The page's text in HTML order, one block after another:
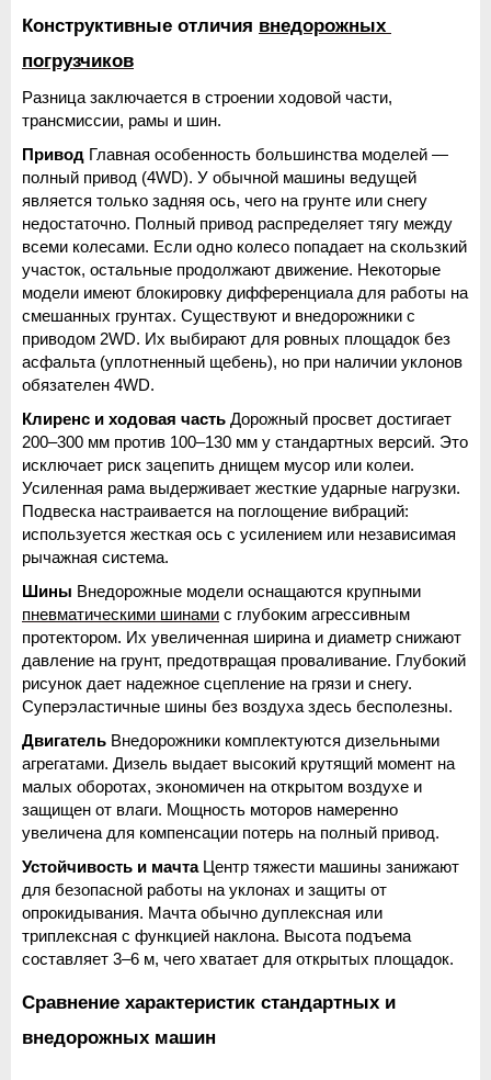
Конструктивные отличия внедорожных
погрузчиков
Разница заключается в строении ходовой части,
трансмиссии, рамы и шин.
Привод Главная особенность большинства моделей —
полный привод (4WD). У обычной машины ведущей
является только задняя ось, чего на грунте или снегу
недостаточно. Полный привод распределяет тягу между
всеми колесами. Если одно колесо попадает на скользкий
участок, остальные продолжают движение. Некоторые
модели имеют блокировку дифференциала для работы на
смешанных грунтах. Существуют и внедорожники с
приводом 2WD. Их выбирают для ровных площадок без
асфальта (уплотненный щебень), но при наличии уклонов
обязателен 4WD.
Клиренс и ходовая часть Дорожный просвет достигает
200–300 мм против 100–130 мм у стандартных версий. Это
исключает риск зацепить днищем мусор или колеи.
Усиленная рама выдерживает жесткие ударные нагрузки.
Подвеска настраивается на поглощение вибраций:
используется жесткая ось с усилением или независимая
рычажная система.
Шины
пневматическими шинами с глубоким агрессивным
протектором. Их увеличенная ширина и диаметр снижают
давление на грунт, предотвращая проваливание. Глубокий
рисунок дает надежное сцепление на грязи и снегу.
Суперэластичные шины без воздуха здесь бесполезны.
Двигатель Внедорожники комплектуются дизельными
агрегатами. Дизель выдает высокий крутящий момент на
малых оборотах, экономичен на открытом воздухе и
защищен от влаги. Мощность моторов намеренно
увеличена для компенсации потерь на полный привод.
Устойчивость и мачта Центр тяжести машины занижают
для безопасной работы на уклонах и защиты от
опрокидывания. Мачта обычно дуплексная или
триплексная с функцией наклона. Высота подъема
составляет 3–6 м, чего хватает для открытых площадок.
Сравнение характеристик стандартных и
внедорожных машин